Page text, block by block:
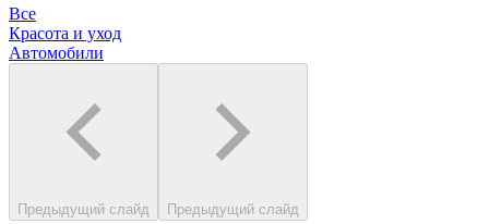
Все
Красота и уход
Автомобили
Предыдущий слайд Предыдущий слайд